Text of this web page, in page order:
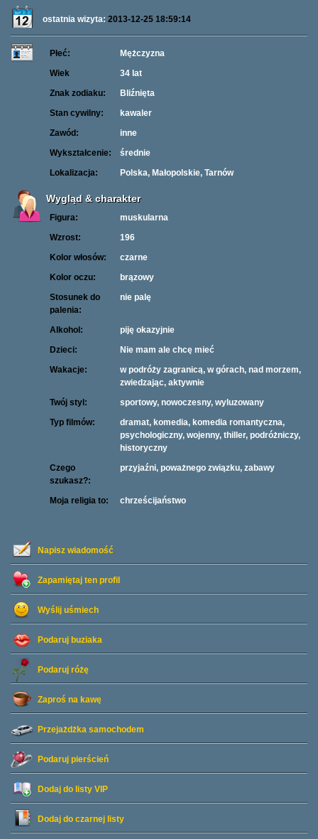
ostatnia wizyta: 2013-12-25 18:59:14
Napisz wiadomość
Zapamiętaj ten profil
Wyślij uśmiech
Podaruj buziaka
Podaruj różę
Zaproś na kawę
Przejażdżka samochodem
Podaruj pierścień
Dodaj do listy VIP
Dodaj do czarnej listy
Płeć:
Mężczyzna
Wiek
34 lat
Znak zodiaku:
Bliźnięta
Stan cywilny:
kawaler
Zawód:
inne
Wykształcenie:
średnie
Lokalizacja:
Polska, Małopolskie, Tarnów
Wygląd & charakter
Figura:
muskularna
Wzrost:
196
Kolor włosów:
czarne
Kolor oczu:
brązowy
Stosunek do
palenia:
nie palę
Alkohol:
piję okazyjnie
Dzieci:
Nie mam ale chcę mieć
Wakacje:
w podróży zagranicą, w górach, nad morzem,
zwiedzając, aktywnie
Twój styl:
sportowy, nowoczesny, wyluzowany
Typ filmów:
dramat, komedia, komedia romantyczna,
psychologiczny, wojenny, thiller, podróżniczy,
historyczny
Czego
szukasz?:
przyjaźni, poważnego związku, zabawy
Moja religia to: chrześcijaństwo